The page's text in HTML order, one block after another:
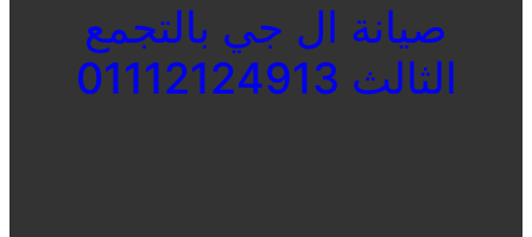
صيانة ال جي بالتجمع
الثالث 01112124913